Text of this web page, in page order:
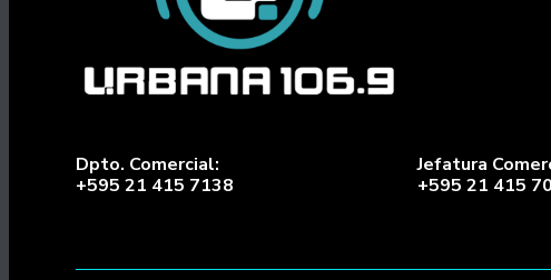
Dpto. Comercial:
+595 21 415 7138
Jefatura
+595 21 415